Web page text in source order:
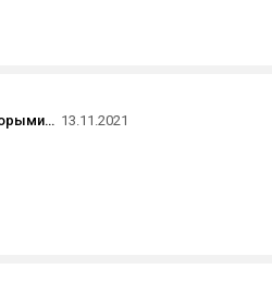
22 технологии, за которыми стоит следить в 2022 году 13.11.2021